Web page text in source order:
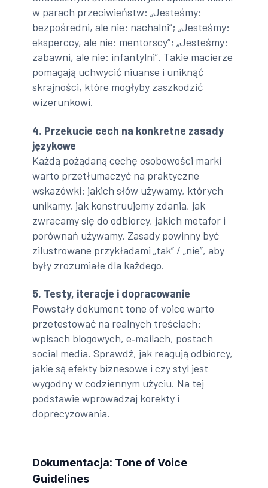
w parach przeciwieństw: „Jesteśmy:
bezpośredni, ale nie: nachalni”; „Jesteśmy:
eksperccy, ale nie: mentorscy”; „Jesteśmy:
zabawni, ale nie: infantylni”. Takie macierze
pomagają uchwycić niuanse i uniknąć
skrajności, które mogłyby zaszkodzić
wizerunkowi.
4. Przekucie cech na konkretne zasady
językowe
Każdą pożądaną cechę osobowości marki
warto przetłumaczyć na praktyczne
wskazówki: jakich słów używamy, których
unikamy, jak konstruujemy zdania, jak
zwracamy się do odbiorcy, jakich metafor i
porównań używamy. Zasady powinny być
zilustrowane przykładami „tak” / „nie”, aby
były zrozumiałe dla każdego.
5. Testy, iteracje i dopracowanie
Powstały dokument tone of voice warto
przetestować na realnych treściach:
wpisach blogowych, e‑mailach, postach
social media. Sprawdź, jak reagują odbiorcy,
jakie są efekty biznesowe i czy styl jest
wygodny w codziennym użyciu. Na tej
podstawie wprowadzaj korekty i
doprecyzowania.
Dokumentacja: Tone of Voice
Guidelines